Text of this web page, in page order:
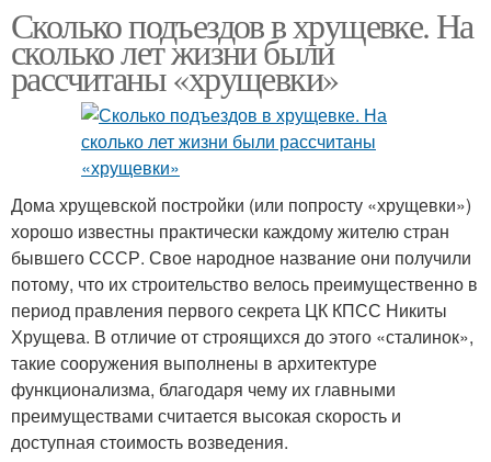
Сколько подъездов в хрущевке. На
сколько лет жизни были
рассчитаны «хрущевки»
Дома хрущевской постройки (или попросту «хрущевки»)
хорошо известны практически каждому жителю стран
бывшего СССР. Свое народное название они получили
потому, что их строительство велось преимущественно в
период правления первого секрета ЦК КПСС Никиты
Хрущева. В отличие от строящихся до этого «сталинок»,
такие сооружения выполнены в архитектуре
функционализма, благодаря чему их главными
преимуществами считается высокая скорость и
доступная стоимость возведения.